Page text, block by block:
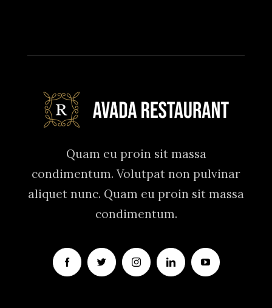
Quam eu proin sit massa
condimentum. Volutpat non pulvinar
aliquet nunc. Quam eu proin sit massa
condimentum.